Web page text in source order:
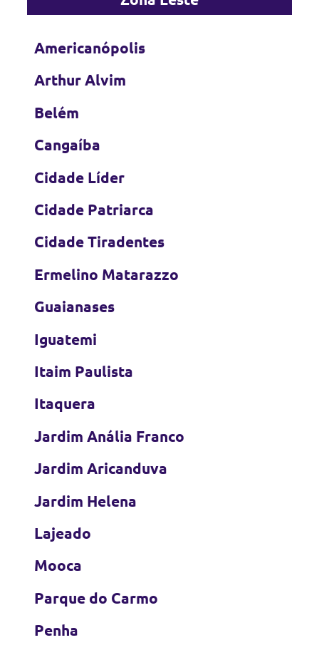
Americanópolis
Arthur Alvim
Belém
Cangaíba
Cidade Líder
Cidade Patriarca
Cidade Tiradentes
Ermelino Matarazzo
Guaianases
Iguatemi
Itaim Paulista
Itaquera
Jardim Anália Franco
Jardim Aricanduva
Jardim Helena
Lajeado
Mooca
Parque do Carmo
Penha